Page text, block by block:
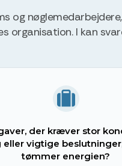
og
organisation. I kan
der kræver stor
eller vigtige
tømmer energien?